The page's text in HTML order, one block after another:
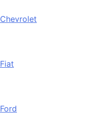
Chevrolet
Fiat
Ford